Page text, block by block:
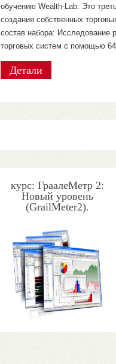
обучению Wealth-Lab. Это
создания собственных
состав набора: Исследование
торговых систем с помощью
Детали
сделаем законченное
торговых систем, но и
"фишек", которые поднимут
торговых систем.
Детали
Детали
курс: ГраалеМетр 2:
Новый уровень
(GrailMeter2).